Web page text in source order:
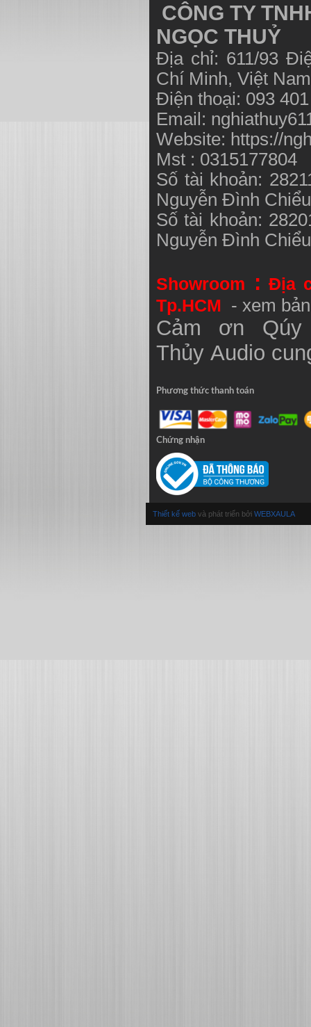
CÔNG TY
NGỌC THUỶ
Địa chỉ: 611/93
Chí Minh, Việt
Điện thoại: 093
Email:
Website: https://
Mst : 0315177804
Số tài khoản:
Nguyễn Đình
Số tài khoản:
Nguyễn Đình
Showroom : Địa
Tp.HCM - xem
Cảm ơn
Thủy Audio
Phương thức thanh toán
Chứng nhận
Thiết kế web và phát triển bởi WEBXAULA